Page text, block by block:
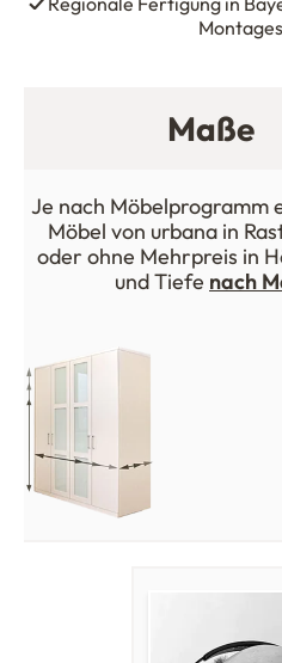
Maße
Je nach Möbelprogramm
Möbel von urbana in
oder ohne Mehrpreis in
und Tiefe nach